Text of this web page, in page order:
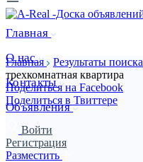
Главная
О нас
Контакты
Объявления
Войти
Регистрация
Разместить
Главная Результаты поиска
трехкомнатная квартира
Поделиться на Facebook
Поделиться в Твиттере